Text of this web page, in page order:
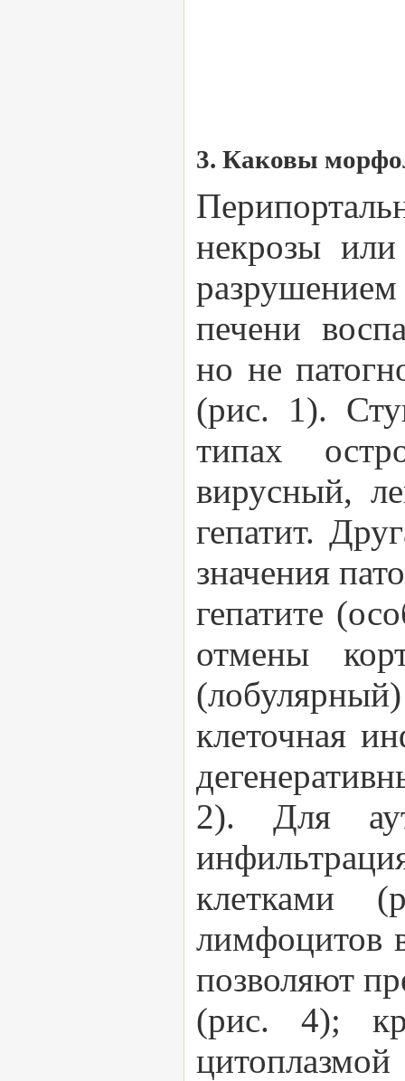
3. Каковы
некрозы или
печени
но не
(рис. 1).
типах
вирусный,
гепатит.
значения
гепатите
отмены
клеточная
2). Для
клетками
лимфоцитов
позволяют
(рис. 4);